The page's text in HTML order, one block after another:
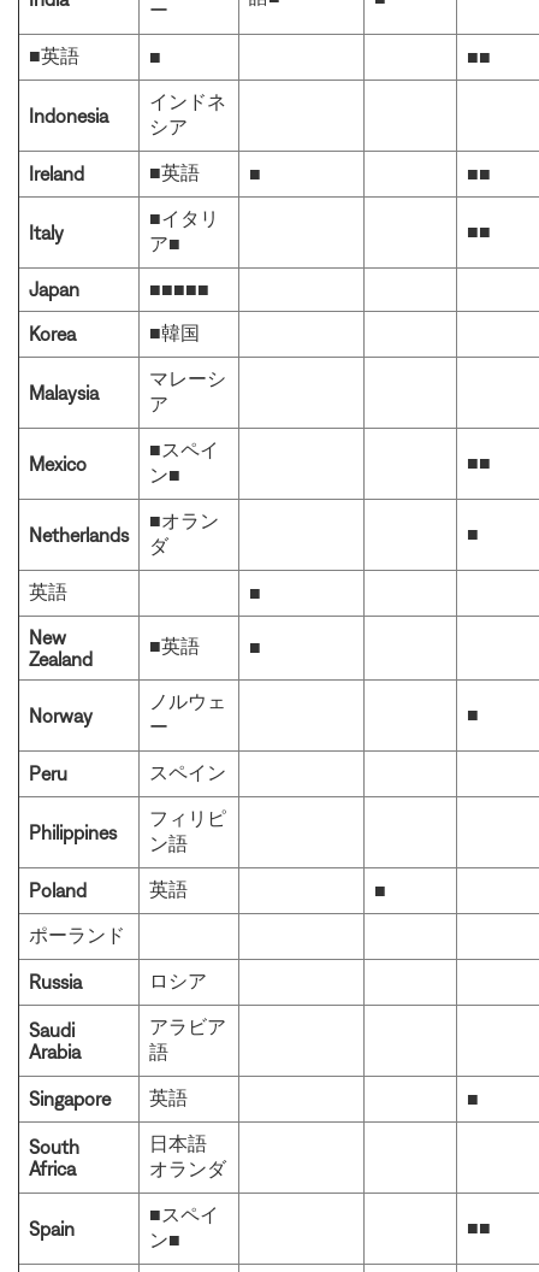
ー
■英語 ■ ■■
Indonesia
インドネ
シア
Ireland ■英語 ■ ■■
Italy
■イタリ
ア■
■■
Japan ■■■■■
Korea ■韓国
Malaysia
マレーシ
ア
Mexico
■スペイ
ン■
■■
Netherlands
■オラン
ダ
■
英語 ■
New
Zealand
■英語 ■
Norway
ノルウェ
ー
■
Peru スペイン
Philippines
フィリピ
ン語
Poland 英語 ■
ポーランド
Russia ロシア
Saudi
Arabia
アラビア
語
Singapore 英語 ■
South
Africa
日本語
オランダ
Spain
■スペイ
ン■
■■